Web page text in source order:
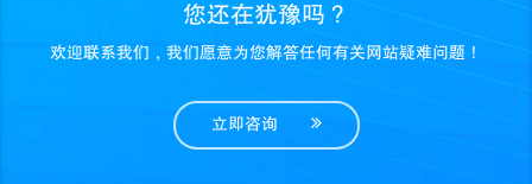
您还在犹豫吗？
欢迎联系我们，我们愿意为您解答任何有关网站疑难问题！
立即咨询